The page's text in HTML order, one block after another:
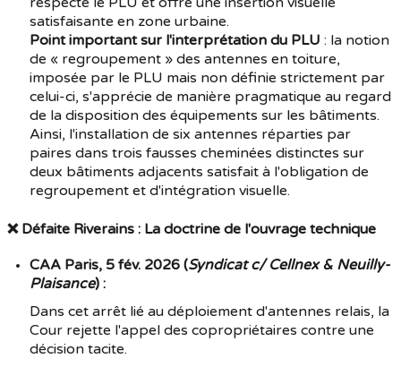
satisfaisante en zone urbaine.
Point important sur l'interprétation du PLU : la notion
de « regroupement » des antennes en toiture,
imposée par le PLU mais non définie strictement par
celui-ci, s'apprécie de manière pragmatique au regard
de la disposition des équipements sur les bâtiments.
Ainsi, l'installation de six antennes réparties par
paires dans trois fausses cheminées distinctes sur
deux bâtiments adjacents satisfait à l'obligation de
regroupement et d'intégration visuelle.
❌ Défaite Riverains : La doctrine de l'ouvrage technique
CAA Paris, 5 fév. 2026 (Syndicat c/ Cellnex & Neuilly-
Plaisance) :
Dans cet arrêt lié au déploiement d'antennes relais, la
Cour rejette l'appel des copropriétaires contre une
décision tacite.